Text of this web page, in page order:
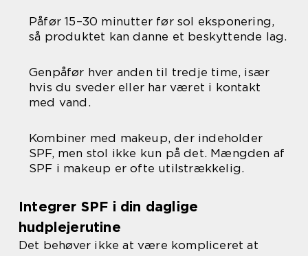
Påfør 15–30 minutter før sol eksponering,
så produktet kan danne et beskyttende lag.
Genpåfør hver anden til tredje time, især
hvis du sveder eller har været i kontakt
med vand.
Kombiner med makeup, der indeholder
SPF, men stol ikke kun på det. Mængden af
SPF i makeup er ofte utilstrækkelig.
Integrer SPF i din daglige
hudplejerutine
Det behøver ikke at være kompliceret at